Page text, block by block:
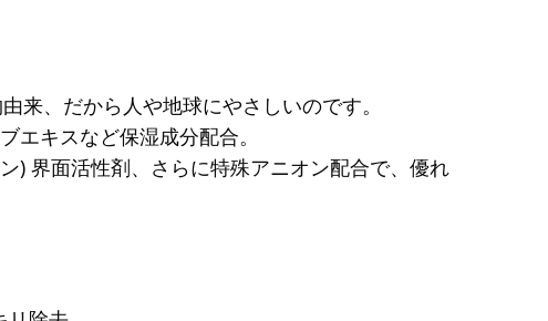
来、だから人や地球にやさしいのです。
エキスなど保湿成分配合。
) 界面活性剤、さらに特殊アニオン配合で、優れ